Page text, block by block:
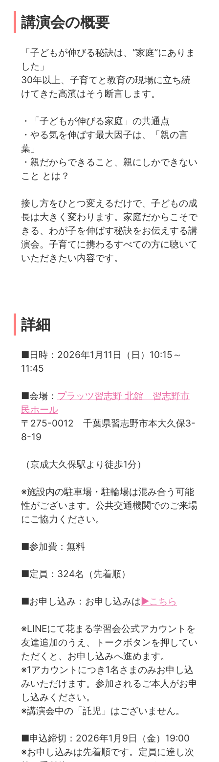
講演会の概要
「子どもが伸びる秘訣は、“家庭”にありま
した」
30年以上、子育てと教育の現場に立ち続
けてきた高濱はそう断言します。
・「子どもが伸びる家庭」の共通点
・やる気を伸ばす最大因子は、「親の言
葉」
・親だからできること、親にしかできない
こと とは？
接し方をひとつ変えるだけで、子どもの成
長は大きく変わります。家庭だからこそで
きる、わが子を伸ばす秘訣をお伝えする講
演会。子育てに携わるすべての方に聴いて
いただきたい内容です。
詳細
■日時：2026年1月11日（日）10:15～
11:45
■会場： プラッツ習志野 北館 習志野市
民ホール
〒275-0012 千葉県習志野市本大久保3-
8-19
（京成大久保駅より徒歩1分）
※施設内の駐車場・駐輪場は混み合う可能
性がございます。公共交通機関でのご来場
にご協力ください。
■参加費：無料
■定員：324名（先着順）
■お申し込み：お申し込みは▶こちら
※LINEにて花まる学習会公式アカウントを
友達追加のうえ、トークボタンを押してい
ただくと、お申し込みへ進めます。
※1アカウントにつき1名さまのみお申し込
みいただけます。参加されるご本人がお申
し込みください。
※講演会中の「託児」はございません。
■申込締切：2026年1月9日（金）19:00
※お申し込みは先着順です。定員に達し次